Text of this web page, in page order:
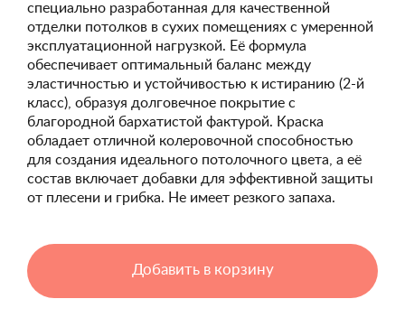
специально разработанная для качественной
отделки потолков в сухих помещениях с умеренной
эксплуатационной нагрузкой. Её формула
обеспечивает оптимальный баланс между
эластичностью и устойчивостью к истиранию (2-й
класс), образуя долговечное покрытие с
благородной бархатистой фактурой. Краска
обладает отличной колеровочной способностью
для создания идеального потолочного цвета, а её
состав включает добавки для эффективной защиты
от плесени и грибка. Не имеет резкого запаха.
Добавить в корзину